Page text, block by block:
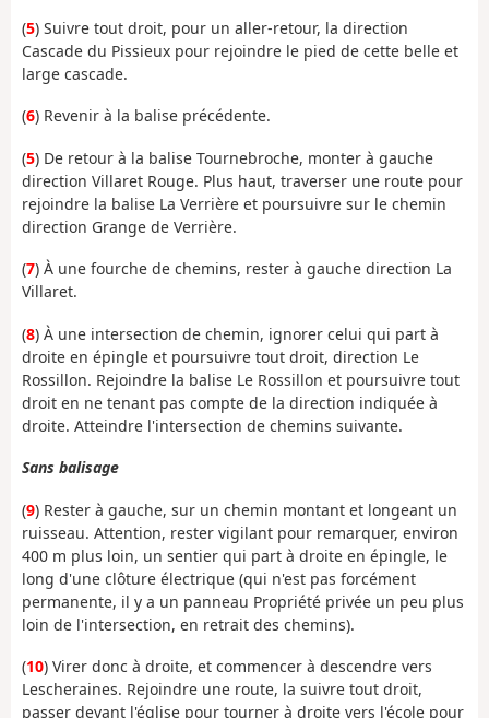
(5) Suivre tout droit, pour un aller-retour, la direction
Cascade du Pissieux pour rejoindre le pied de cette belle et
large cascade.
(6) Revenir à la balise précédente.
(5) De retour à la balise Tournebroche, monter à gauche
direction Villaret Rouge. Plus haut, traverser une route pour
rejoindre la balise La Verrière et poursuivre sur le chemin
direction Grange de Verrière.
(7) À une fourche de chemins, rester à gauche direction La
Villaret.
(8) À une intersection de chemin, ignorer celui qui part à
droite en épingle et poursuivre tout droit, direction Le
Rossillon. Rejoindre la balise Le Rossillon et poursuivre tout
droit en ne tenant pas compte de la direction indiquée à
droite. Atteindre l'intersection de chemins suivante.
Sans balisage
(9) Rester à gauche, sur un chemin montant et longeant un
ruisseau. Attention, rester vigilant pour remarquer, environ
400 m plus loin, un sentier qui part à droite en épingle, le
long d'une clôture électrique (qui n'est pas forcément
permanente, il y a un panneau Propriété privée un peu plus
loin de l'intersection, en retrait des chemins).
(10) Virer donc à droite, et commencer à descendre vers
Lescheraines. Rejoindre une route, la suivre tout droit,
passer devant l'église pour tourner à droite vers l'école pour